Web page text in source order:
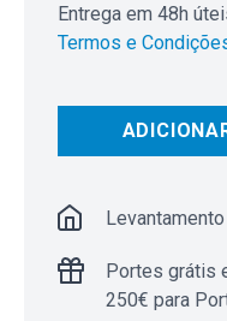
Entrega em 48h
Termos e
Portes grátis
250€ para